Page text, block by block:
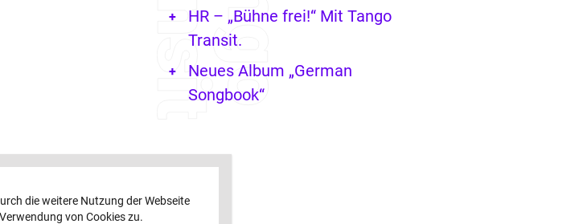
die weitere Nutzung der Webseite
von Cookies zu.
HR – „Bühne frei!“ Mit Tango
Transit.
Neues Album „German
Songbook“